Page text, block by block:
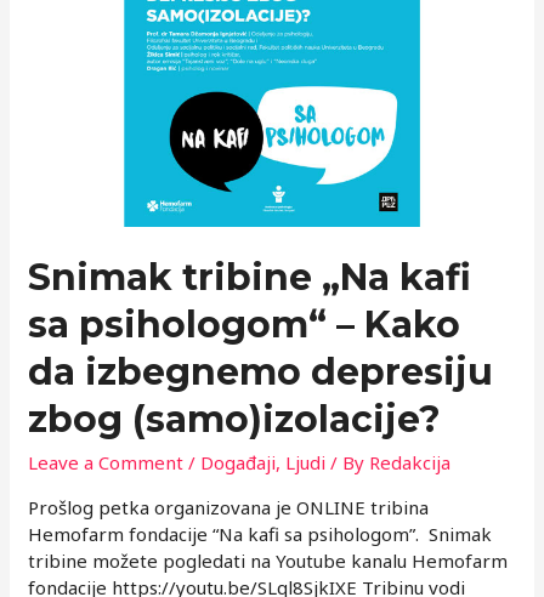
Snimak tribine „Na kafi
sa psihologom“ – Kako
da izbegnemo depresiju
zbog (samo)izolacije?
Leave a Comment / Događaji, Ljudi / By Redakcija
Prošlog petka organizovana je ONLINE tribina
Hemofarm fondacije “Na kafi sa psihologom”. Snimak
tribine možete pogledati na Youtube kanalu Hemofarm
fondacije https://youtu.be/SLql8SjkIXE Tribinu vodi